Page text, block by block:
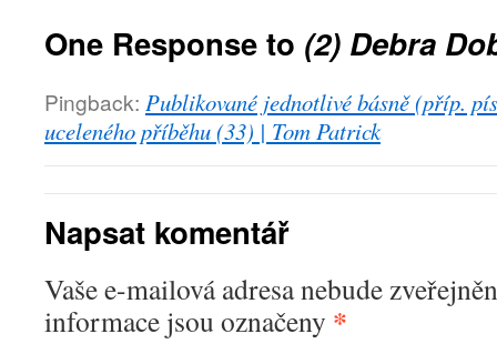
One Response to (2) Debra
Pingback: Publikované jednotlivé básně (příp.
uceleného příběhu (33) | Tom Patrick
Napsat komentář
Vaše e-mailová adresa nebude
informace jsou označeny *